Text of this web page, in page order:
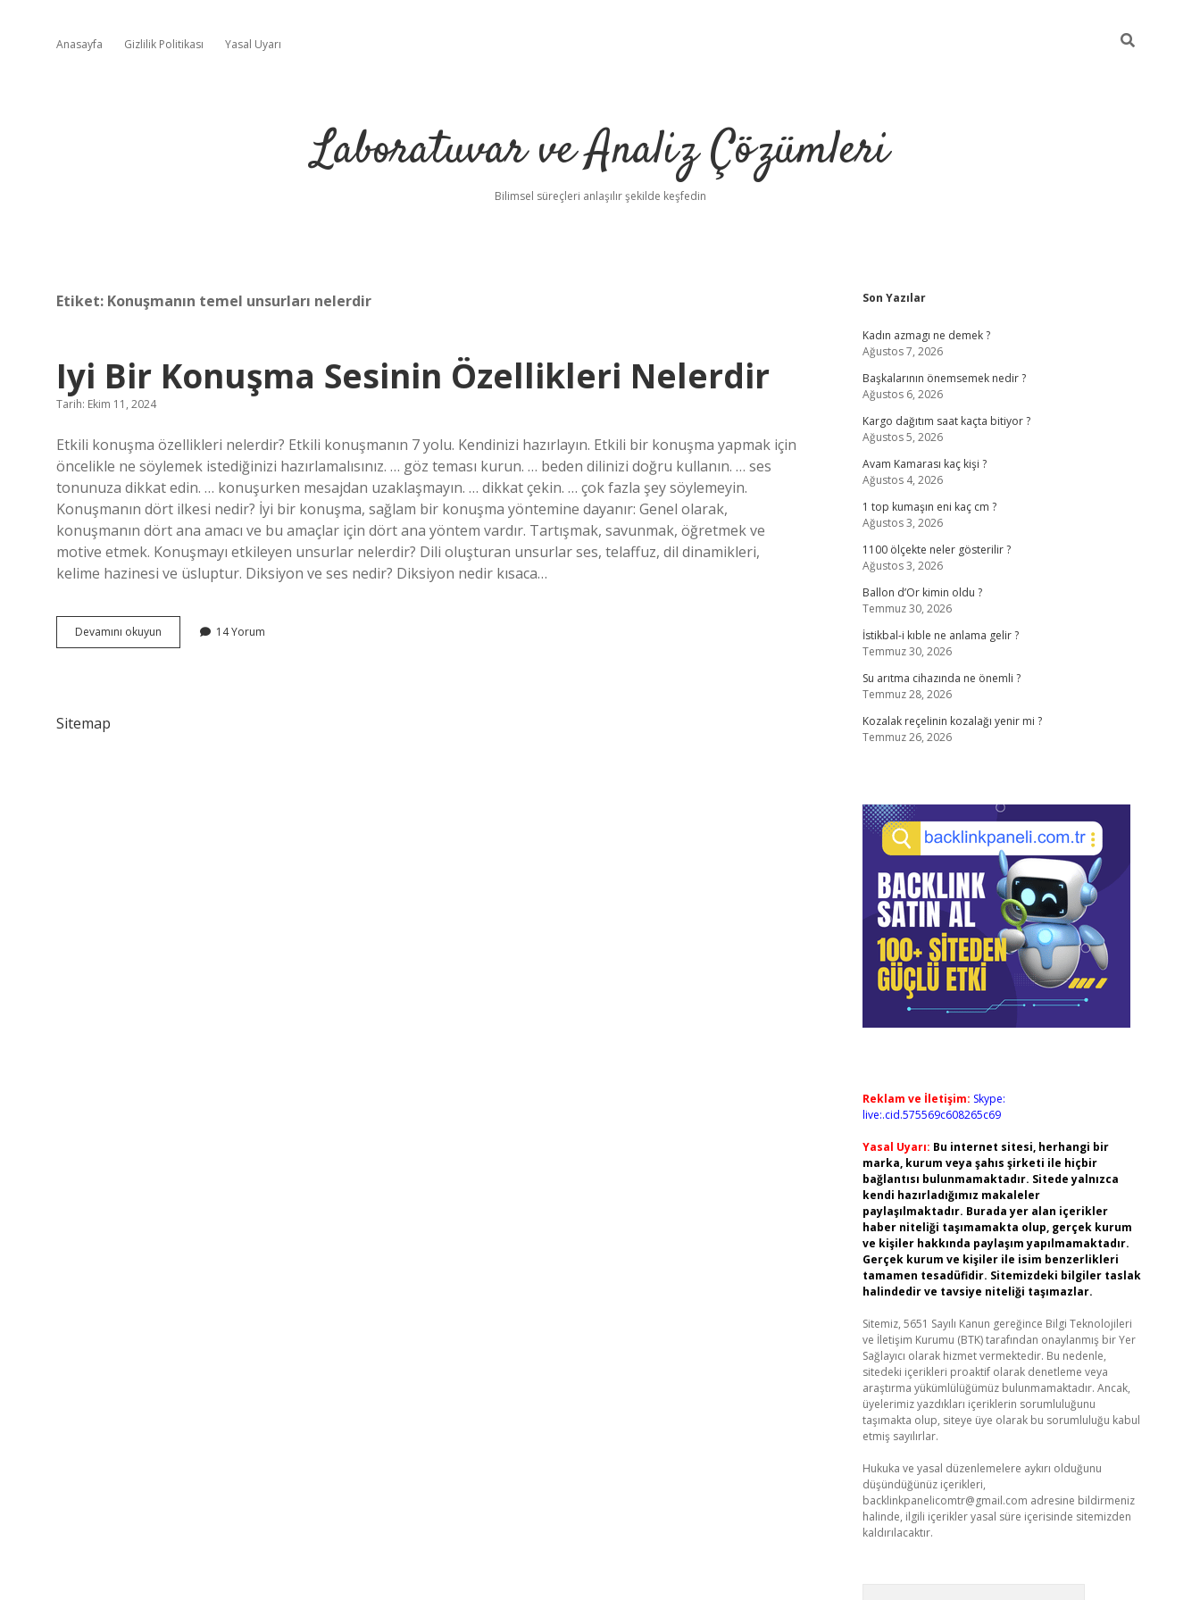
Anasayfa Gizlilik Politikası Yasal Uyarı
Laboratuvar ve Analiz Çözümleri
Bilimsel süreçleri anlaşılır şekilde keşfedin
Etiket: Konuşmanın temel unsurları nelerdir
Iyi Bir Konuşma Sesinin Özellikleri Nelerdir
Tarih: Ekim 11, 2024
Etkili konuşma özellikleri nelerdir? Etkili konuşmanın 7 yolu. Kendinizi hazırlayın. Etkili bir konuşma yapmak için
öncelikle ne söylemek istediğinizi hazırlamalısınız. … göz teması kurun. … beden dilinizi doğru kullanın. … ses
tonunuza dikkat edin. … konuşurken mesajdan uzaklaşmayın. … dikkat çekin. … çok fazla şey söylemeyin.
Konuşmanın dört ilkesi nedir? İyi bir konuşma, sağlam bir konuşma yöntemine dayanır: Genel olarak,
konuşmanın dört ana amacı ve bu amaçlar için dört ana yöntem vardır. Tartışmak, savunmak, öğretmek ve
motive etmek. Konuşmayı etkileyen unsurlar nelerdir? Dili oluşturan unsurlar ses, telaffuz, dil dinamikleri,
kelime hazinesi ve üsluptur. Diksiyon ve ses nedir? Diksiyon nedir kısaca…
Devamını okuyun
Bir
14 Yorum
Sitemap
Sidebar
Son Yazılar
Kadın azmagı ne demek ?
Ağustos 7, 2026
Başkalarının önemsemek nedir ?
Ağustos 6, 2026
Kargo dağıtım saat kaçta bitiyor ?
Ağustos 5, 2026
Avam Kamarası kaç kişi ?
Ağustos 4, 2026
1 top kumaşın eni kaç cm ?
Ağustos 3, 2026
1100 ölçekte neler gösterilir ?
Ağustos 3, 2026
Ballon d’Or kimin oldu ?
Temmuz 30, 2026
İstikbal-i kıble ne anlama gelir ?
Temmuz 30, 2026
Su arıtma cihazında ne önemli ?
Temmuz 28, 2026
Kozalak reçelinin kozalağı yenir mi ?
Temmuz 26, 2026
Reklam ve İletişim: Skype:
live:.cid.575569c608265c69
Yasal Uyarı: Bu internet sitesi, herhangi bir
marka, kurum veya şahıs şirketi ile hiçbir
bağlantısı bulunmamaktadır. Sitede yalnızca
kendi hazırladığımız makaleler
paylaşılmaktadır. Burada yer alan içerikler
haber niteliği taşımamakta olup, gerçek kurum
ve kişiler hakkında paylaşım yapılmamaktadır.
Gerçek kurum ve kişiler ile isim benzerlikleri
tamamen tesadüfidir. Sitemizdeki bilgiler taslak
halindedir ve tavsiye niteliği taşımazlar.
Sitemiz, 5651 Sayılı Kanun gereğince Bilgi Teknolojileri
ve İletişim Kurumu (BTK) tarafından onaylanmış bir Yer
Sağlayıcı olarak hizmet vermektedir. Bu nedenle,
sitedeki içerikleri proaktif olarak denetleme veya
araştırma yükümlülüğümüz bulunmamaktadır. Ancak,
üyelerimiz yazdıkları içeriklerin sorumluluğunu
taşımakta olup, siteye üye olarak bu sorumluluğu kabul
etmiş sayılırlar.
Hukuka ve yasal düzenlemelere aykırı olduğunu
düşündüğünüz içerikleri,
backlinkpanelicomtr@gmail.com adresine bildirmeniz
halinde, ilgili içerikler yasal süre içerisinde sitemizden
kaldırılacaktır.